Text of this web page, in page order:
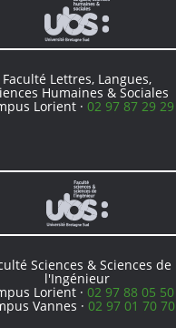
Faculté Lettres, Langues,
Humaines & Sociales
Lorient · 02 97 87 29 29
Sciences & Sciences de
l'Ingénieur
Lorient · 02 97 88 05 50
Vannes · 02 97 01 70 70